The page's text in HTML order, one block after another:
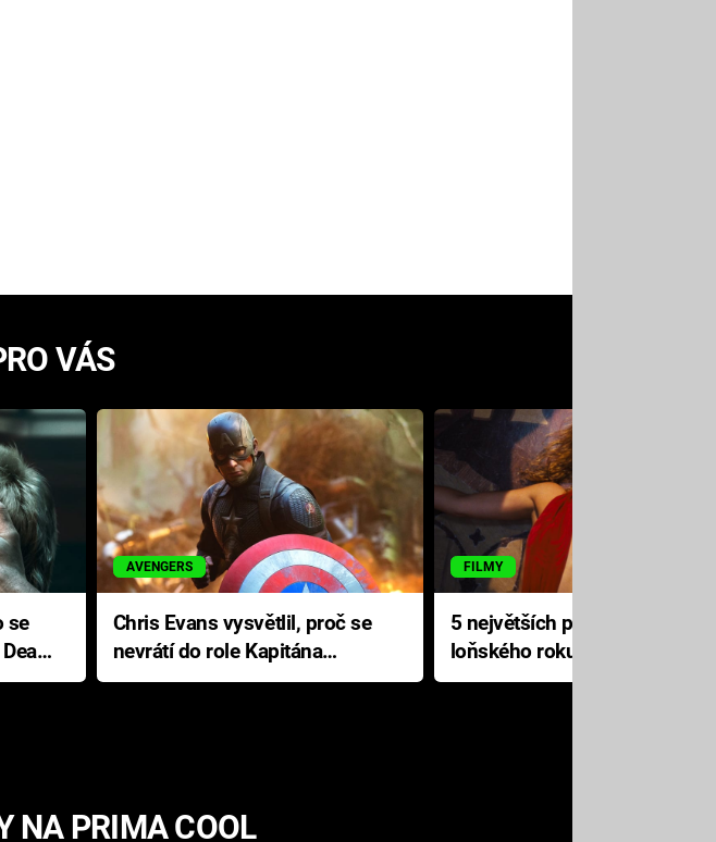
VÁS
AVENGERS
Chris Evans vysvětlil, proč se
nevrátí do role Kapitána
Ameriky
FILMY
5 největších propadáků
loňského roku: Disney na
jediné katastrofě prodělal 200
NA PRIMA COOL